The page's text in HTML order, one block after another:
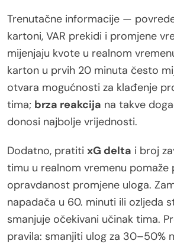
Trenutačne informacije —
kartoni, VAR prekidi i promjene
mijenjaju kvote u realnom
karton u prvih 20 minuta često
otvara mogućnosti za klađenje
tima; brza reakcija na takve
donosi najbolje vrijednosti.
Dodatno, pratiti xG delta i broj
timu u realnom vremenu pomaže
opravdanost promjene uloga.
napadača u 60. minuti ili ozljeda
smanjuje očekivani učinak tima.
pravila: smanjiti ulog za 30–50%